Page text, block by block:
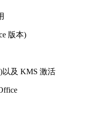
版本)
及 KMS 激活